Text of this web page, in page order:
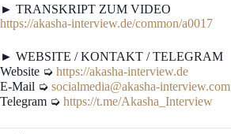
► TRANSKRIPT ZUM VIDEO
https://akasha-interview.de/common/a0017
► WEBSITE / KONTAKT / TELEGRAM
Website ➭ https://akasha-interview.de
E-Mail ➭ socialmedia@akasha-interview.com
Telegram ➭ https://t.me/Akasha_Interview